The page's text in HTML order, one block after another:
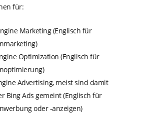
für:
Marketing (Englisch für
Optimization (Englisch für
Advertising, meist sind damit
Bing Ads gemeint (Englisch für
oder -anzeigen)